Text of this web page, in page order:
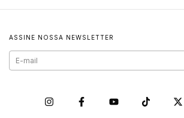
ASSINE NOSSA NEWSLETTER